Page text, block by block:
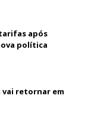
após
política
vai retornar em